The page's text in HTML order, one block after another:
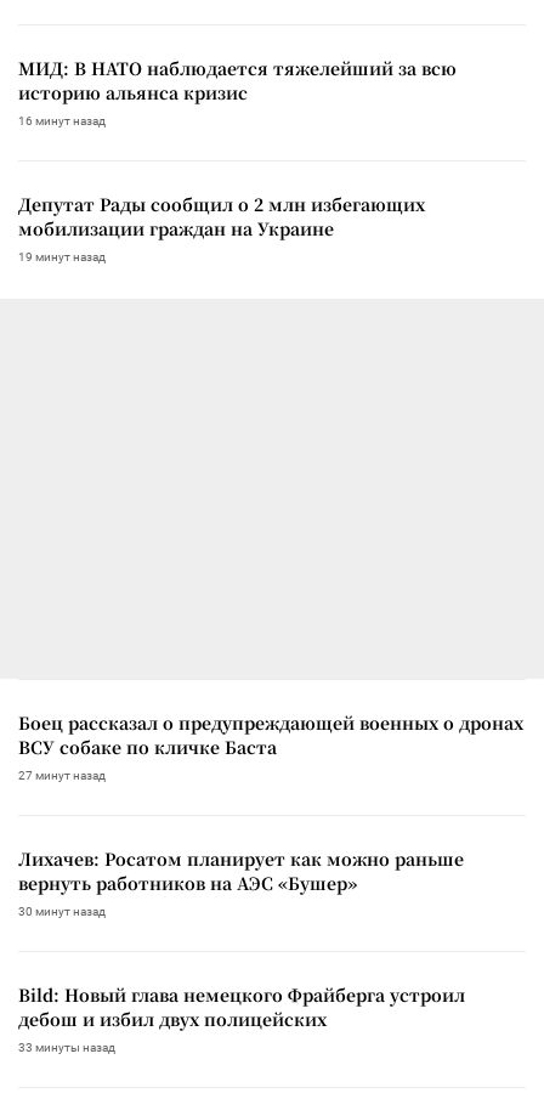
МИД: В НАТО наблюдается тяжелейший за всю
историю альянса кризис
16 минут назад
Депутат Рады сообщил о 2 млн избегающих
мобилизации граждан на Украине
19 минут назад
Боец рассказал о предупреждающей военных о дронах
ВСУ собаке по кличке Баста
27 минут назад
Лихачев: Росатом планирует как можно раньше
вернуть работников на АЭС «Бушер»
30 минут назад
Bild: Новый глава немецкого Фрайберга устроил
дебош и избил двух полицейских
33 минуты назад